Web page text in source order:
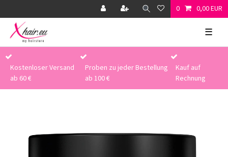
0 0,00 EUR
☰
Kostenloser Versand
ab 60 €
Proben zu jeder Bestellung
ab 100 €
Kauf auf
Rechnung